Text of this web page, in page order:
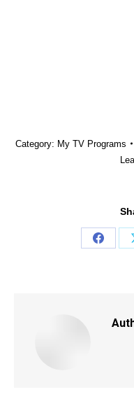
Category: My TV Programs
Share